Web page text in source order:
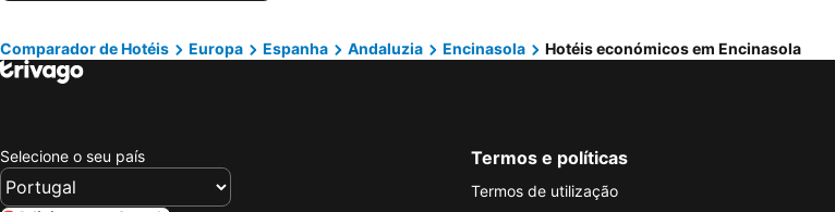
Comparador de Hotéis Europa Espanha Andaluzia Encinasola Hotéis económicos em Encinasola
Selecione o seu país Termos e políticas
Termos de utilização